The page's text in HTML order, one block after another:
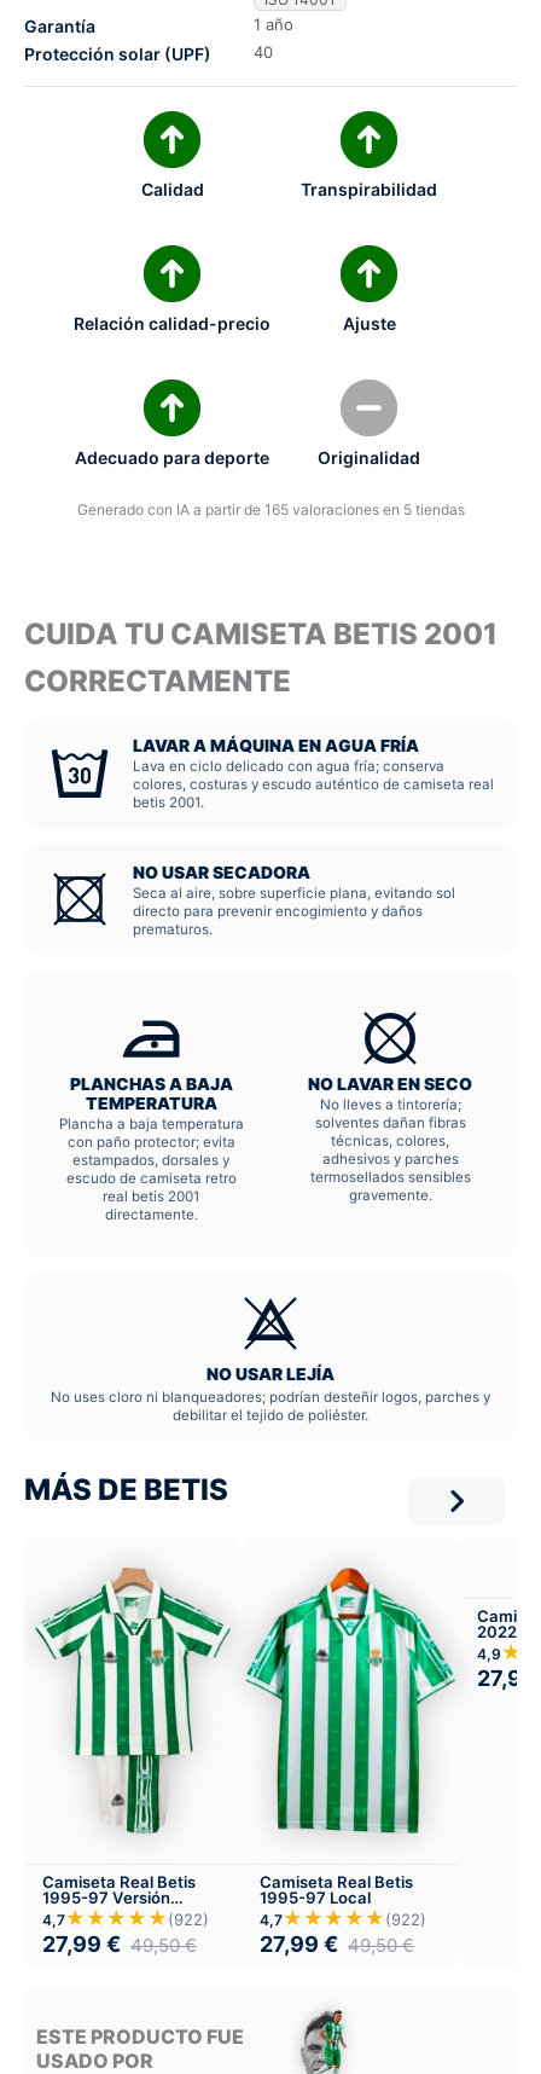
Garantía 1 año
Protección solar (UPF) 40
Calidad Transpirabilidad
Relación calidad-precio Ajuste
Adecuado para deporte Originalidad
Generado con IA a partir de 165 valoraciones en 5 tiendas
CUIDA TU CAMISETA BETIS 2001
CORRECTAMENTE
LAVAR A MÁQUINA EN AGUA FRÍA
Lava en ciclo delicado con agua fría; conserva
colores, costuras y escudo auténtico de camiseta real
betis 2001.
NO USAR SECADORA
Seca al aire, sobre superficie plana, evitando sol
directo para prevenir encogimiento y daños
prematuros.
PLANCHAS A BAJA
TEMPERATURA
Plancha a baja temperatura
con paño protector; evita
estampados, dorsales y
escudo de camiseta retro
real betis 2001
directamente.
NO LAVAR EN SECO
No lleves a tintorería;
solventes dañan fibras
técnicas, colores,
adhesivos y parches
termosellados sensibles
gravemente.
NO USAR LEJÍA
No uses cloro ni blanqueadores; podrían desteñir logos, parches y
debilitar el tejido de poliéster.
MÁS DE BETIS
Camiseta Real Betis
1995-97 Versión
Infantil Local
4,7★★★★★(922)
27,99 € 49,50€
Camiseta Real Betis
1995-97 Local
4,7★★★★★(922)
27,99 € 49,50€
2022-
4,9
27,99
ESTE PRODUCTO FUE
USADO POR